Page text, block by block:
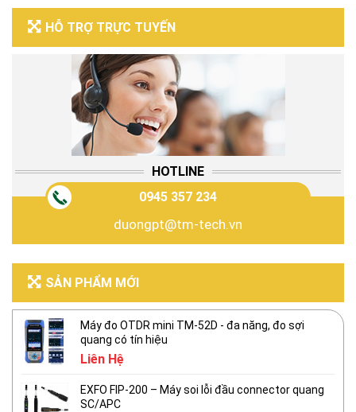
HỖ TRỢ TRỰC TUYẾN
HOTLINE
0945 357 234
duongpt@tm-tech.vn
SẢN PHẨM MỚI
Máy đo OTDR mini TM-52D - đa năng, đo sợi
quang có tín hiệu
Liên Hệ
EXFO FIP-200 – Máy soi lỗi đầu connector quang
SC/APC